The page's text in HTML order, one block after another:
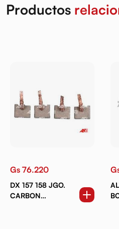
Productos
Gs 76.220
DX 157 158 JGO.
CARBON